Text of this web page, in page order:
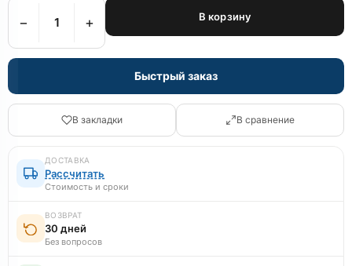
− + В корзину
Быстрый заказ
В закладки В сравнение
ДОСТАВКА
Рассчитать
Стоимость и сроки
ВОЗВРАТ
30 дней
Без вопросов